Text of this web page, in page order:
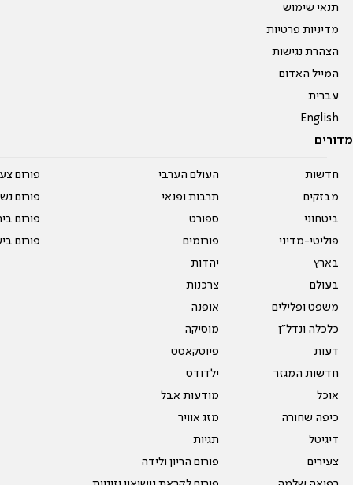
תנאי שימוש
מדיניות פרטיות
הצהרת נגישות
המייל האדום
עברית
English
מדורים
חדשות
מבזקים
ביטחוני
פוליטי-מדיני
בארץ
בעולם
משפט ופלילים
כלכלה ונדל"ן
דעות
חדשות המגזר
אוכל
כיפה שחורה
דיגיטל
צעירים
העולם הערבי
תרבות ופנאי
ספורט
פורומים
יהדות
צרכנות
אופנה
מוסיקה
פיוטקאסט
ילדודס
מודעות אבל
מזג אוויר
תגיות
פורום הריון ולידה
פורום
פורום
פורום
פורום